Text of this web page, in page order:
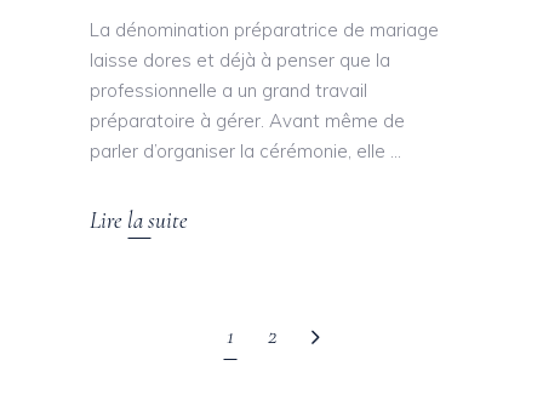
La dénomination préparatrice de mariage
laisse dores et déjà à penser que la
professionnelle a un grand travail
préparatoire à gérer. Avant même de
parler d’organiser la cérémonie, elle
Lire la suite
1 2